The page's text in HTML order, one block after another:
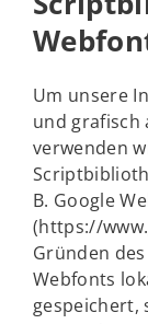
Um unsere
und grafisch
verwenden
B. Google
(https://
Gründen
Webfonts
gespeichert,